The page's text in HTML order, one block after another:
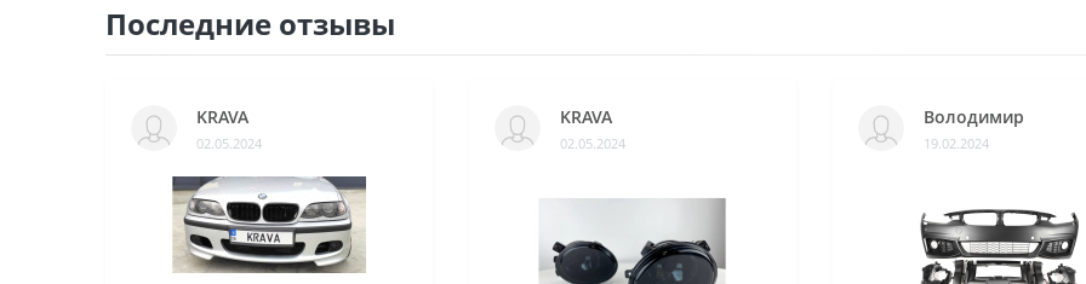
Последние отзывы
KRAVA
02.05.2024
KRAVA
02.05.2024
Володимир
19.02.2024